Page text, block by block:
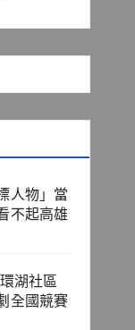
人物」當
不起高雄
湖社區
全國競賽